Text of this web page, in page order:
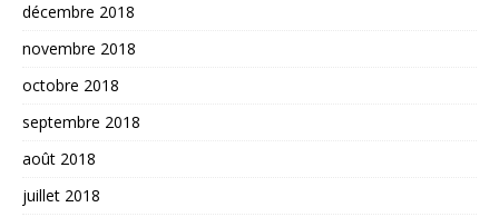
décembre 2018
novembre 2018
octobre 2018
septembre 2018
août 2018
juillet 2018